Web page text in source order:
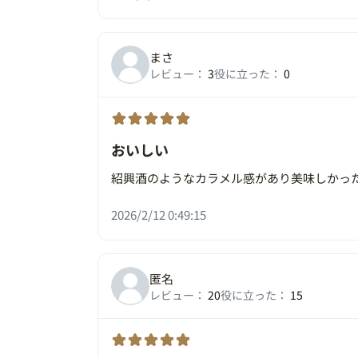
まさ
レビュー： 3役に立った： 0
おいしい
紹興酒のようなカラメル感があり美味しかっ
2026/2/12 0:49:15
匿名
レビュー： 20役に立った： 15